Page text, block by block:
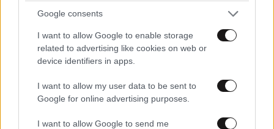
Google consents
I want to allow Google to enable storage
related to advertising like cookies on web or
device identifiers in apps.
I want to allow my user data to be sent to
Google for online advertising purposes.
I want to allow Google to send me